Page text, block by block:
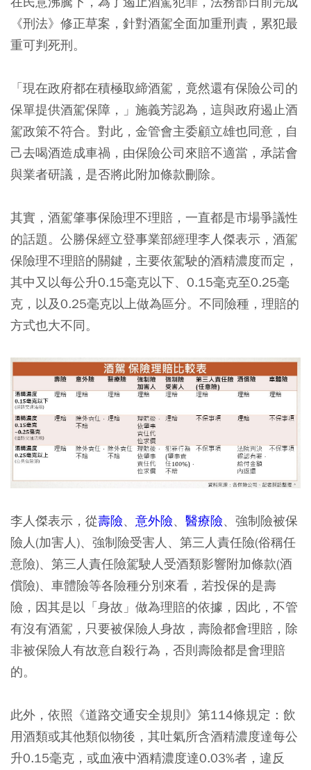
《刑法》修正草案，針對酒駕全面加重刑責，累犯最
重可判死刑。
「現在政府都在積極取締酒駕，竟然還有保險公司的
保單提供酒駕保障，」施義芳認為，這與政府遏止酒
駕政策不符合。對此，金管會主委顧立雄也同意，自
己去喝酒造成車禍，由保險公司來賠不適當，承諾會
與業者研議，是否將此附加條款刪除。
其實，酒駕肇事保險理不理賠，一直都是市場爭議性
的話題。公勝保經立登事業部經理李人傑表示，酒駕
保險理不理賠的關鍵，主要依駕駛的酒精濃度而定，
其中又以每公升0.15毫克以下、0.15毫克至0.25毫
克，以及0.25毫克以上做為區分。不同險種，理賠的
方式也大不同。
李人傑表示，從壽險、 意外險、 醫療險、強制險被保
險人(加害人)、強制險受害人、第三人責任險(俗稱任
意險)、第三人責任險駕駛人受酒類影響附加條款(酒
償險)、車體險等各險種分別來看，若投保的是壽
險，因其是以「身故」做為理賠的依據，因此，不管
有沒有酒駕，只要被保險人身故，壽險都會理賠，除
非被保險人有故意自殺行為，否則壽險都是會理賠
的。
此外，依照《道路交通安全規則》第114條規定：飲
用酒類或其他類似物後，其吐氣所含酒精濃度達每公
升0.15毫克，或血液中酒精濃度達0.03%者，違反